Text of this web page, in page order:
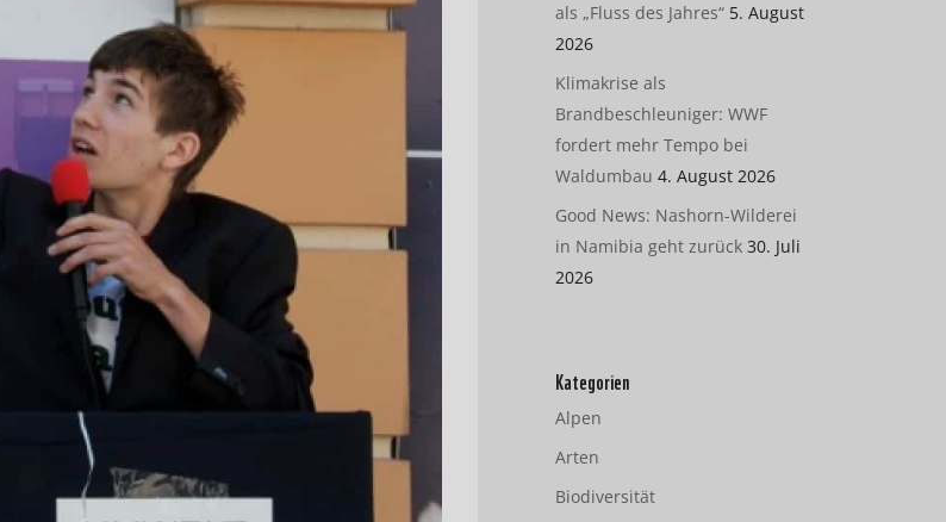
als „Fluss des Jahres“ 5. August
2026
Klimakrise als
Brandbeschleuniger: WWF
fordert mehr Tempo bei
Waldumbau 4. August 2026
Good News: Nashorn-Wilderei
in Namibia geht zurück 30. Juli
2026
Kategorien
Alpen
Arten
Biodiversität